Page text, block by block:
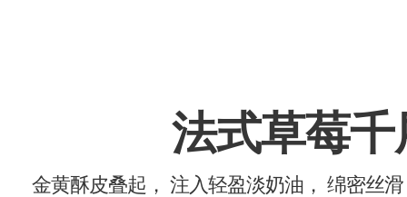
法式草莓千
金黄酥皮叠起， 注入轻盈淡奶油， 绵密丝